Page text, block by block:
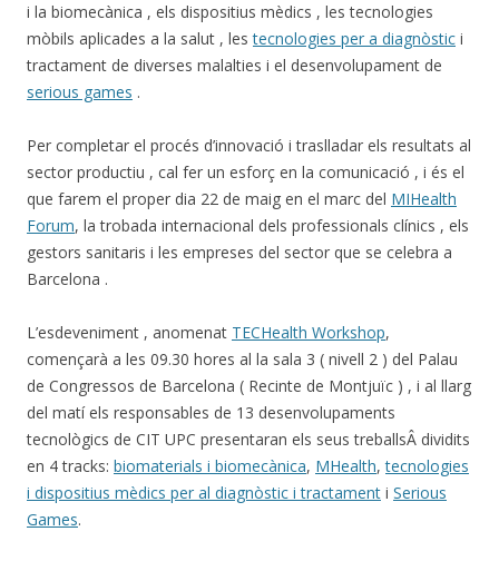
i la biomecànica , els dispositius mèdics , les tecnologies
mòbils aplicades a la salut , lestecnologies per a diagnòstic i
tractament de diverses malalties i el desenvolupament de
serious games .
Per completar el procés d’innovació i traslladar els resultats al
sector productiu , cal fer un esforç en la comunicació , i és el
que farem el proper dia 22 de maig en el marc del MIHealth
Forum, la trobada internacional dels professionals clínics , els
gestors sanitaris i les empreses del sector que se celebra a
Barcelona .
L’esdeveniment , anomenat TECHealth Workshop,
començarà a les 09.30 hores al la sala 3 ( nivell 2 ) del Palau
de Congressos de Barcelona ( Recinte de Montjuïc ) , i al llarg
del matí els responsables de 13 desenvolupaments
tecnològics de CIT UPC presentaran els seus treballsÂ dividits
en 4 tracks: biomaterials i biomecànica, MHealth,tecnologies
i dispositius mèdics per al diagnòstic i tractament i Serious
Games.